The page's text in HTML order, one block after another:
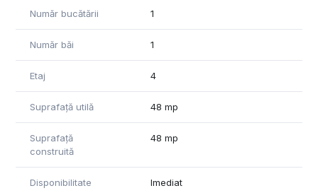
Număr bucătării 1
Număr băi 1
Etaj 4
Suprafață utilă 48 mp
Suprafață
construită
48 mp
Disponibilitate Imediat